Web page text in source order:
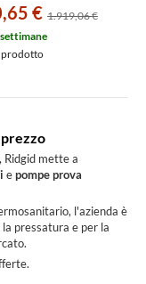
€ 1.919,06 €
prodotto
prezzo
Ridgid mette a
epompe prova
l'azienda è
la pressatura e per la